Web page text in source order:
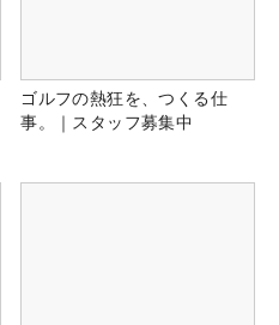
ゴルフの熱狂を、つくる仕
事。｜スタッフ募集中